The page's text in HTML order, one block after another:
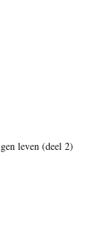
leven (deel 2)